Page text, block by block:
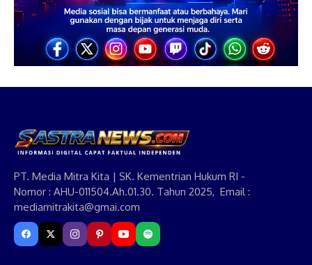
PT. Media Mitra Kita | SK. Kementrian Hukum RI -
Nomor : AHU-011504.Ah.01.30. Tahun 2025, Email :
mediamitrakita@gmai.com